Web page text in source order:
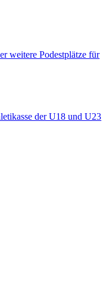
weitere Podestplätze für
der U18 und U23